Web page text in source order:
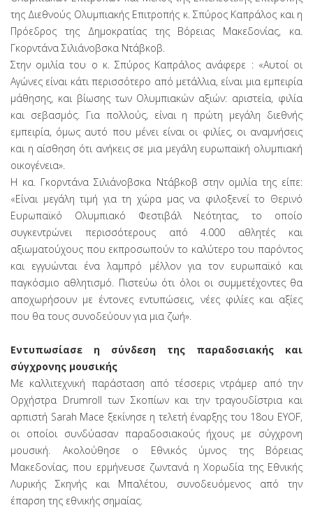
της Διεθνούς Ολυμπιακής Επιτροπής κ. Σπύρος Καπράλος και η
Πρόεδρος της Δημοκρατίας της Βόρειας Μακεδονίας, κα.
Γκορντάνα Σιλιάνοβσκα Ντάβκοβ.
Στην ομιλία του ο κ. Σπύρος Καπράλος ανάφερε : «Αυτοί οι
Αγώνες είναι κάτι περισσότερο από μετάλλια, είναι μια εμπειρία
μάθησης, και βίωσης των Ολυμπιακών αξιών: αριστεία, φιλία
και σεβασμός. Για πολλούς, είναι η πρώτη μεγάλη διεθνής
εμπειρία, όμως αυτό που μένει είναι οι φιλίες, οι αναμνήσεις
και η αίσθηση ότι ανήκεις σε μια μεγάλη ευρωπαϊκή ολυμπιακή
οικογένεια».
Η κα. Γκορντάνα Σιλιάνοβσκα Ντάβκοβ στην ομιλία της είπε:
«Είναι μεγάλη τιμή για τη χώρα μας να φιλοξενεί το Θερινό
Ευρωπαϊκό Ολυμπιακό Φεστιβάλ Νεότητας, το οποίο
συγκεντρώνει περισσότερους από 4.000 αθλητές και
αξιωματούχους που εκπροσωπούν το καλύτερο του παρόντος
και εγγυώνται ένα λαμπρό μέλλον για τον ευρωπαϊκό και
παγκόσμιο αθλητισμό. Πιστεύω ότι όλοι οι συμμετέχοντες θα
αποχωρήσουν με έντονες εντυπώσεις, νέες φιλίες και αξίες
που θα τους συνοδεύουν για μια ζωή».
Εντυπωσίασε η σύνδεση της παραδοσιακής και
σύγχρονης μουσικής
Με καλλιτεχνική παράσταση από τέσσερις ντράμερ από την
Ορχήστρα Drumroll των Σκοπίων και την τραγουδίστρια και
αρπιστή Sarah Mace ξεκίνησε η τελετή έναρξης του 18ου ΕΥΟF,
οι οποίοι συνδύασαν παραδοσιακούς ήχους με σύγχρονη
μουσική. Ακολούθησε ο Εθνικός ύμνος της Βόρειας
Μακεδονίας, που ερμήνευσε ζωντανά η Χορωδία της Εθνικής
Λυρικής Σκηνής και Μπαλέτου, συνοδευόμενος από την
έπαρση της εθνικής σημαίας.